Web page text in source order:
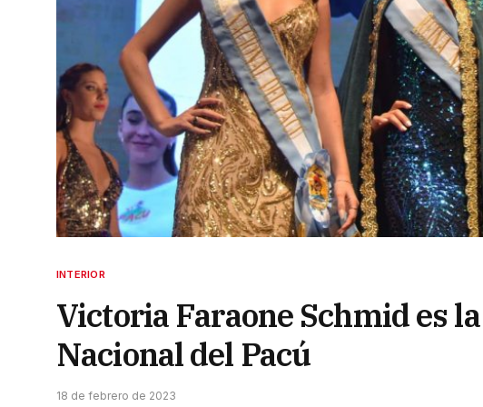
INTERIOR
Victoria Faraone Schmid es
Nacional del Pacú
18 de febrero de 2023